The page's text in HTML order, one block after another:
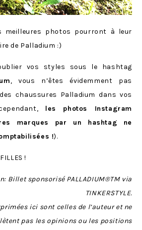
meilleures photos pourront à leur
de Palladium :)
vos styles sous le hashtag
, vous n’êtes évidemment pas
chaussures Palladium dans vos
les photos Instagram
marques par un hashtag ne
!).
!
Billet sponsorisé PALLADIUM®TM via
TINKERSTYLE.
ici sont celles de l’auteur et ne
pas les opinions ou les positions